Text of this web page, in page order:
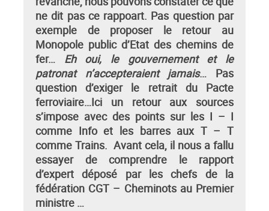
ne dit pas ce rappoart. Pas question par
exemple de proposer le retour au
Monopole public d’Etat des chemins de
fer… Eh oui, le gouvernement et le
patronat n’accepteraient jamais… Pas
question d’exiger le retrait du Pacte
ferroviaire…Ici un retour aux sources
s’impose avec des points sur les I – I
comme Info et les barres aux T – T
comme Trains. Avant cela, il nous a fallu
essayer de comprendre le rapport
d’expert déposé par les chefs de la
fédération CGT – Cheminots au Premier
ministre …